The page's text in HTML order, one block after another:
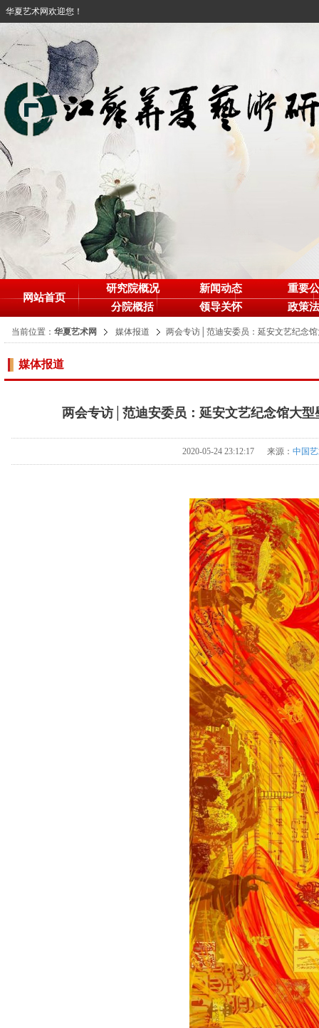
华夏艺术网欢迎您！
网站首页
研究院概况
分院概括
新闻动态
领导关怀
重要
政策
当前位置： 华夏艺术网 媒体报道 两会专访│范迪安委员：延安文艺纪念
媒体报道
两会专访│范迪安委员：延安文艺纪念馆大
2020-05-24 23:12:17 来源： 中国